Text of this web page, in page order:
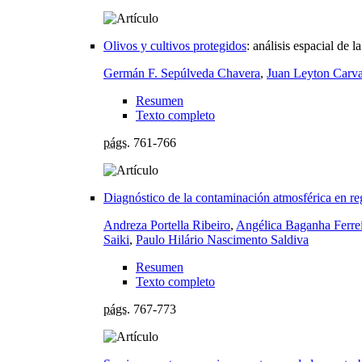
Olivos y cultivos protegidos: análisis espacial de
Germán F. Sepúlveda Chavera, Juan Leyton
Resumen
Texto completo
págs. 761-766
Diagnóstico de la contaminación atmosférica en
Andreza Portella Ribeiro, Angélica Baganha
Saiki, Paulo Hilário Nascimento Saldiva
Resumen
Texto completo
págs. 767-773